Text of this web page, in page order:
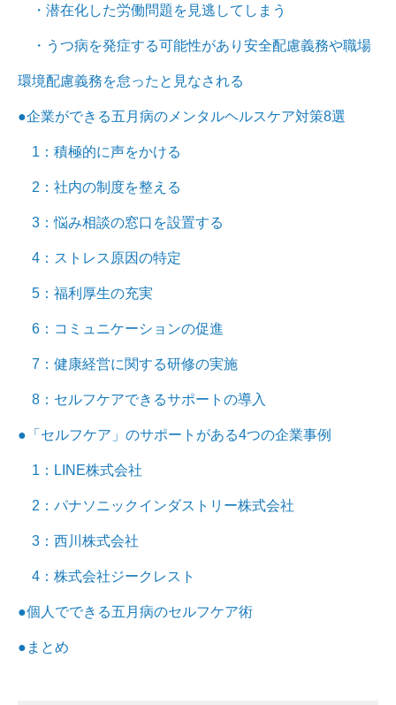
・潜在化した労働問題を見逃してしまう
・うつ病を発症する可能性があり安全配慮義務や職場
環境配慮義務を怠ったと見なされる
●企業ができる五月病のメンタルヘルスケア対策8選
1：積極的に声をかける
2：社内の制度を整える
3：悩み相談の窓口を設置する
4：ストレス原因の特定
5：福利厚生の充実
6：コミュニケーションの促進
7：健康経営に関する研修の実施
8：セルフケアできるサポートの導入
●「セルフケア」のサポートがある4つの企業事例
1：LINE株式会社
2：パナソニックインダストリー株式会社
3：西川株式会社
4：株式会社ジークレスト
●個人でできる五月病のセルフケア術
●まとめ